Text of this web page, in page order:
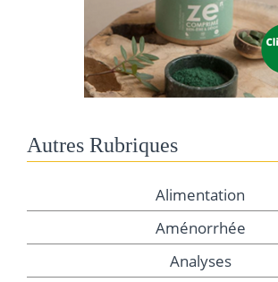
Autres Rubriques
Alimentation
Aménorrhée
Analyses